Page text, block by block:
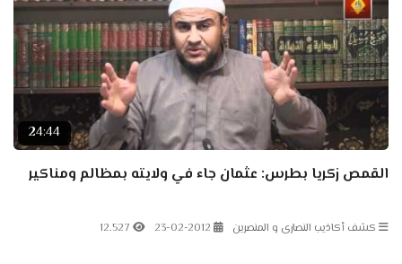
24:44
القمص زكريا بطرس: عثمان جاء في ولايته بمظالم ومناكير
كشف أكاذيب النصارى و المنصرين 23-02-2012
12.527